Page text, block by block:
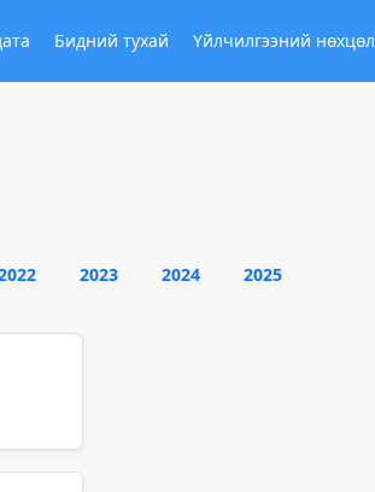
Бидний тухай Үйлчилгээний нөхцөл
2023 2024 2025